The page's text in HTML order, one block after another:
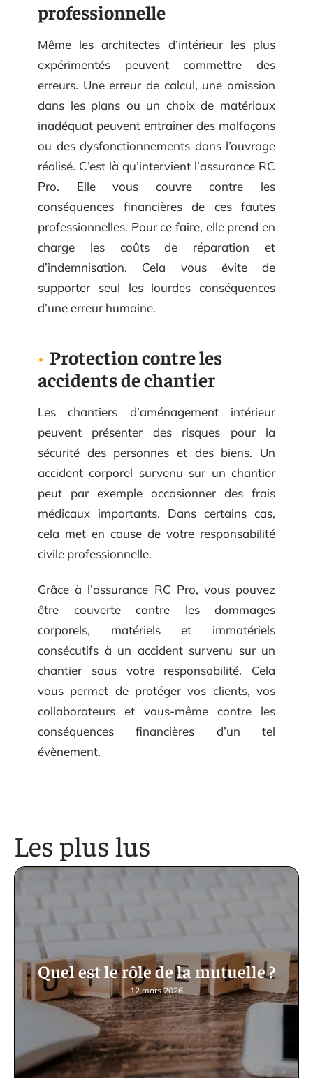
professionnelle
Même les architectes d’intérieur les plus
expérimentés peuvent commettre des
erreurs. Une erreur de calcul, une omission
dans les plans ou un choix de matériaux
inadéquat peuvent entraîner des malfaçons
ou des dysfonctionnements dans l’ouvrage
réalisé. C’est là qu’intervient l’assurance RC
Pro. Elle vous couvre contre les
conséquences financières de ces fautes
professionnelles. Pour ce faire, elle prend en
charge les coûts de réparation et
d’indemnisation. Cela vous évite de
supporter seul les lourdes conséquences
d’une erreur humaine.
Protection contre les
accidents de chantier
Les chantiers d’aménagement intérieur
peuvent présenter des risques pour la
sécurité des personnes et des biens. Un
accident corporel survenu sur un chantier
peut par exemple occasionner des frais
médicaux importants. Dans certains cas,
cela met en cause de votre responsabilité
civile professionnelle.
Grâce à l’assurance RC Pro, vous pouvez
être couverte contre les dommages
corporels, matériels et immatériels
consécutifs à un accident survenu sur un
chantier sous votre responsabilité. Cela
vous permet de protéger vos clients, vos
collaborateurs et vous-même contre les
conséquences financières d’un tel
évènement.
Les plus lus
Quel est le rôle de la mutuelle ?
12 mars 2026